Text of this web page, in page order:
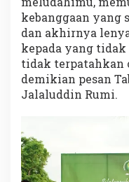
kebanggaan yang
dan akhirnya
kepada yang
tidak terpatahkan
demikian pesan
Jalaluddin Rumi.